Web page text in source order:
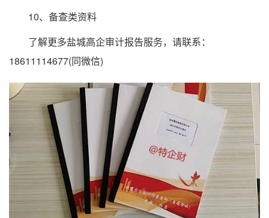
10、备查类资料
了解更多盐城高企审计报告服务，请联系：
18611114677(同微信)